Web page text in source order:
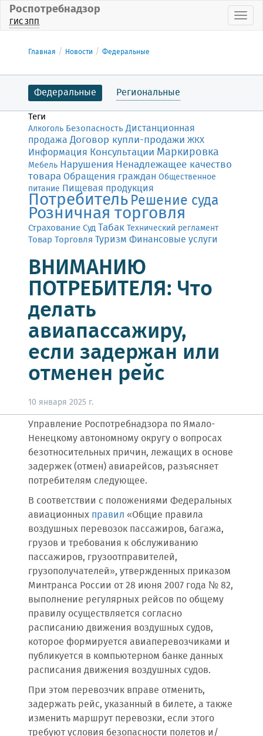
Роспотребнадзор
ГИС ЗПП
Главная Новости Федеральные
Федеральные Региональные
Теги
Алкоголь БезопасностьДистанционная
продажа Договор купли-продажи ЖКХ
Информация Консультации Маркировка
Мебель Нарушения Ненадлежащее качество
товара Обращения граждан Общественное
питание Пищевая продукция
ПотребительРешение суда
Розничная торговля
СтрахованиеСудТабакТехнический регламент
Товар Торговля Туризм Финансовые услуги
ВНИМАНИЮ
ПОТРЕБИТЕЛЯ: Что
делать
авиапассажиру,
если задержан или
отменен рейс
10 января 2025 г.
Управление Роспотребнадзора по Ямало-
Ненецкому автономному округу о вопросах
безотносительных причин, лежащих в основе
задержек (отмен) авиарейсов, разъясняет
потребителям следующее.
В соответствии с положениями Федеральных
авиационных правил «Общие правила
воздушных перевозок пассажиров, багажа,
грузов и требования к обслуживанию
пассажиров, грузоотправителей,
грузополучателей», утвержденных приказом
Минтранса России от 28 июня 2007 года № 82,
выполнение регулярных рейсов по общему
правилу осуществляется согласно
расписанию движения воздушных судов,
которое формируется авиаперевозчиками и
публикуется в компьютерном банке данных
расписания движения воздушных судов.
При этом перевозчик вправе отменить,
задержать рейс, указанный в билете, а также
изменить маршрут перевозки, если этого
требуют условия безопасности полетов и/